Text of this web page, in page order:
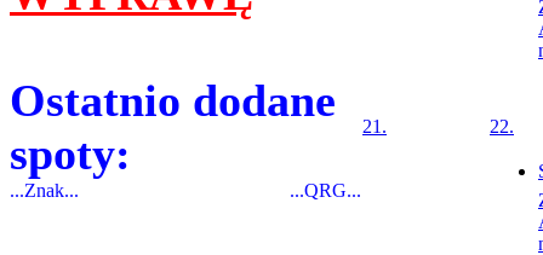
Ostatnio dodane
spoty:
...Znak... ...QRG...
21. 22.